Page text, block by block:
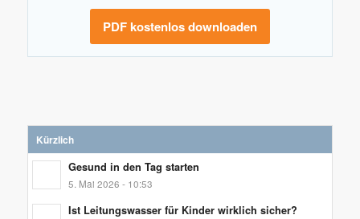
PDF kostenlos downloaden
Kürzlich
Gesund in den Tag starten
5. Mai 2026 - 10:53
Ist Leitungswasser für Kinder wirklich sicher?